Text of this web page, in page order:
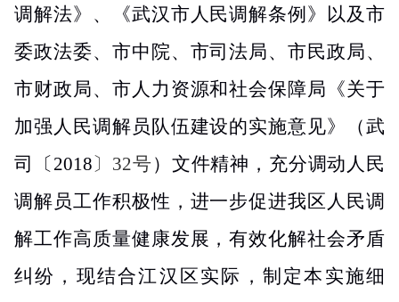
调解法》、《武汉市人民调解条例》
以及市
委政法委、市中院、市司法局、市民政局、
市财政局、市人力资源和社会保障局《关于
加强人民调解员队伍建设的实施意见》（武
司
〔 2018〕 32号） 文件精神，充分调动人民
调解员工作积极性，进一步促进我区人民调
解工作高质量健康发展，有效化解社会矛盾
纠纷，现结合江汉区实际，制定本实施细